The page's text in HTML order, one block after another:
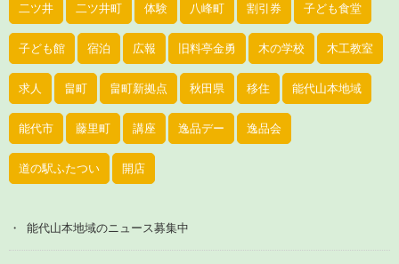
二ツ井 二ツ井町 体験 八峰町 割引券 子ども食堂
子ども館 宿泊 広報 旧料亭金勇 木の学校 木工教室
求人 畠町 畠町新拠点 秋田県 移住 能代山本地域
能代市 藤里町 講座 逸品デー 逸品会
道の駅ふたつい 開店
能代山本地域のニュース募集中